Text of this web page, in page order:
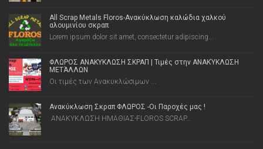
All Scrap Metals Floros-Ανακύκλωση καλώδια χαλκού
αλουμινίου σκραπ
Lorem ipsum dolor sit amet, consectetur adipiscing...
ΦΛΩΡΟΣ ΑΝΑΚΥΚΛΩΣΗ ΣΚΡΑΠ | Τιμές στην ΑΝΑΚΎΚΛΩΣΗ
ΜΕΤΆΛΛΩΝ
Οι τιμές των Ανακυκλώσιμων ...
Ανακύκλωση Σκραπ ΦΛΩΡΟΣ -Οι Παροχές μας !
ΑΝΑΚΥΚΛΩΣΗ ΗΜΑΘΙΑΣ-FLOROS SCRAP...